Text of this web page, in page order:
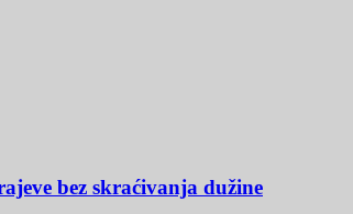
bez skraćivanja dužine